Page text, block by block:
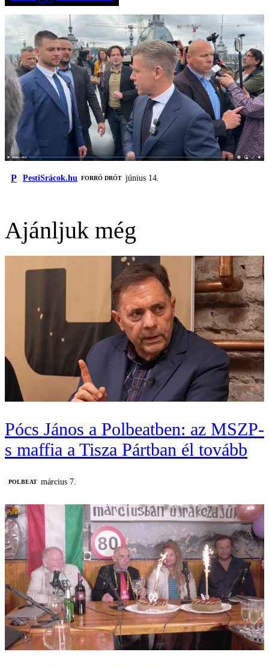
P PestiSrácok.hu FORRÓ DRÓT június 14.
Ajánljuk még
Pócs János a Polbeatben: az MSZP-
s maffia a Tisza Pártban él tovább
‎POLBEAT március 7.